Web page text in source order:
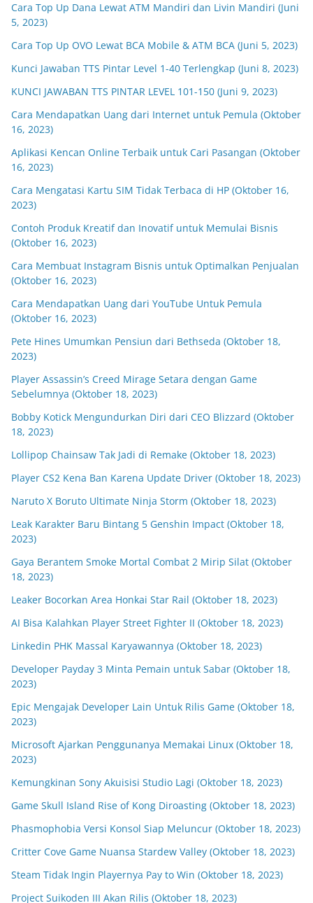
Cara Top Up Dana Lewat ATM Mandiri dan Livin Mandiri (Juni
5, 2023)
Cara Top Up OVO Lewat BCA Mobile & ATM BCA (Juni 5, 2023)
Kunci Jawaban TTS Pintar Level 1-40 Terlengkap (Juni 8, 2023)
KUNCI JAWABAN TTS PINTAR LEVEL 101-150 (Juni 9, 2023)
Cara Mendapatkan Uang dari Internet untuk Pemula (Oktober
16, 2023)
Aplikasi Kencan Online Terbaik untuk Cari Pasangan (Oktober
16, 2023)
Cara Mengatasi Kartu SIM Tidak Terbaca di HP (Oktober 16,
2023)
Contoh Produk Kreatif dan Inovatif untuk Memulai Bisnis
(Oktober 16, 2023)
Cara Membuat Instagram Bisnis untuk Optimalkan Penjualan
(Oktober 16, 2023)
Cara Mendapatkan Uang dari YouTube Untuk Pemula
(Oktober 16, 2023)
Pete Hines Umumkan Pensiun dari Bethseda (Oktober 18,
2023)
Player Assassin’s Creed Mirage Setara dengan Game
Sebelumnya (Oktober 18, 2023)
Bobby Kotick Mengundurkan Diri dari CEO Blizzard (Oktober
18, 2023)
Lollipop Chainsaw Tak Jadi di Remake (Oktober 18, 2023)
Player CS2 Kena Ban Karena Update Driver (Oktober 18, 2023)
Naruto X Boruto Ultimate Ninja Storm (Oktober 18, 2023)
Leak Karakter Baru Bintang 5 Genshin Impact (Oktober 18,
2023)
Gaya Berantem Smoke Mortal Combat 2 Mirip Silat (Oktober
18, 2023)
Leaker Bocorkan Area Honkai Star Rail (Oktober 18, 2023)
AI Bisa Kalahkan Player Street Fighter II (Oktober 18, 2023)
Linkedin PHK Massal Karyawannya (Oktober 18, 2023)
Developer Payday 3 Minta Pemain untuk Sabar (Oktober 18,
2023)
Epic Mengajak Developer Lain Untuk Rilis Game (Oktober 18,
2023)
Microsoft Ajarkan Penggunanya Memakai Linux (Oktober 18,
2023)
Kemungkinan Sony Akuisisi Studio Lagi (Oktober 18, 2023)
Game Skull Island Rise of Kong Diroasting (Oktober 18, 2023)
Phasmophobia Versi Konsol Siap Meluncur (Oktober 18, 2023)
Critter Cove Game Nuansa Stardew Valley (Oktober 18, 2023)
Steam Tidak Ingin Playernya Pay to Win (Oktober 18, 2023)
Project Suikoden III Akan Rilis (Oktober 18, 2023)